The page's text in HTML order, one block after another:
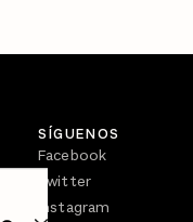
SÍGUENOS
Facebook
Twitter
Instagram